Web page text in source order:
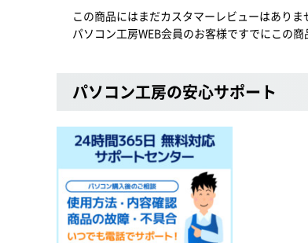
この商品にはまだカスタマーレビューはあり
パソコン工房WEB会員のお客様ですでにこの
パソコン工房の安心サポート